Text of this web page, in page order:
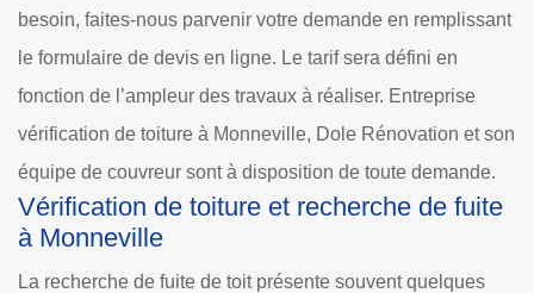
besoin, faites-nous parvenir votre demande en remplissant
le formulaire de devis en ligne. Le tarif sera défini en
fonction de l’ampleur des travaux à réaliser. Entreprise
vérification de toiture à Monneville, Dole Rénovation et son
équipe de couvreur sont à disposition de toute demande.
Vérification de toiture et recherche de fuite
à Monneville
La recherche de fuite de toit présente souvent quelques